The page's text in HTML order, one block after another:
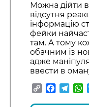
Можна дійти
відсутня
інформацію
фейки
там. А тому
обачним із
адже
ввести в
Copy